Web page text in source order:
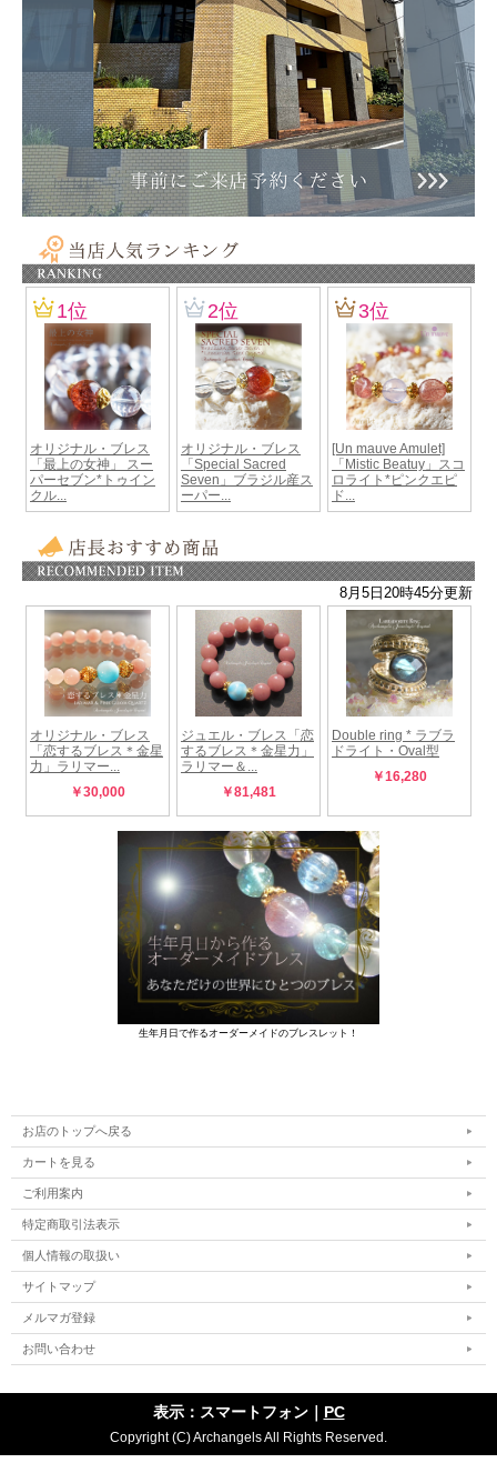
生年月日で作るオーダーメイドのブレスレット！
お店のトップへ戻る
カートを見る
ご利用案内
特定商取引法表示
個人情報の取扱い
サイトマップ
メルマガ登録
お問い合わせ
表示：スマートフォン｜ PC
Copyright (C) Archangels All Rights Reserved.